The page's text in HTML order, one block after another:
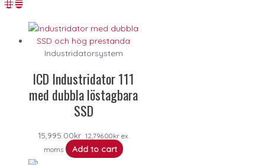
Industridatorsystem
ICD Industridator 111
med dubbla löstagbara
SSD
15,995.00kr 12,796.00krex.
moms
Add to cart